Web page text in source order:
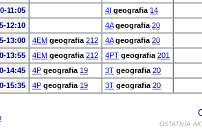
11:05 4I geografia 14
12:10 4A geografia 20
13:00 4EM geografia 212 4A geografia 20
13:55 4EM geografia 212 4PT geografia 201
14:45 4P geografia 19 3T geografia 20
15:35 4P geografia 19 3T geografia 20
ostatnia